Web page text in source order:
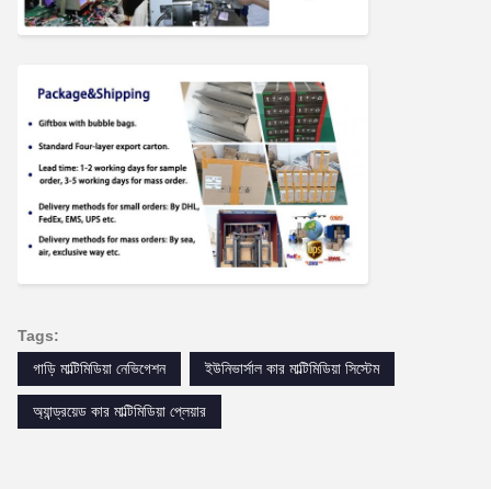
Tags:
গাড়ি মাল্টিমিডিয়া নেভিগেশন
ইউনিভার্সাল কার মাল্টিমিডিয়া সিস্টেম
অ্যান্ড্রয়েড কার মাল্টিমিডিয়া প্লেয়ার